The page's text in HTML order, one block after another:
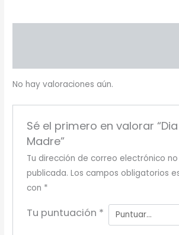
No hay valoraciones aún.
Sé el primero en valorar
Madre”
Tu dirección de correo electrónico
publicada. Los campos obligatorios
con *
Tu puntuación *